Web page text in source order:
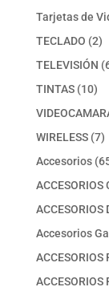
Tarjetas de
TECLADO 22
TELEVISIÓN
TINTAS 1010
WIRELESS 77
Accesorios
ACCESORIOS
ACCESORIOS
Accesorios
ACCESORIOS
ACCESORIOS